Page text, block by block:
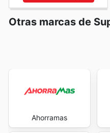
Otras marcas de
Ahorramas